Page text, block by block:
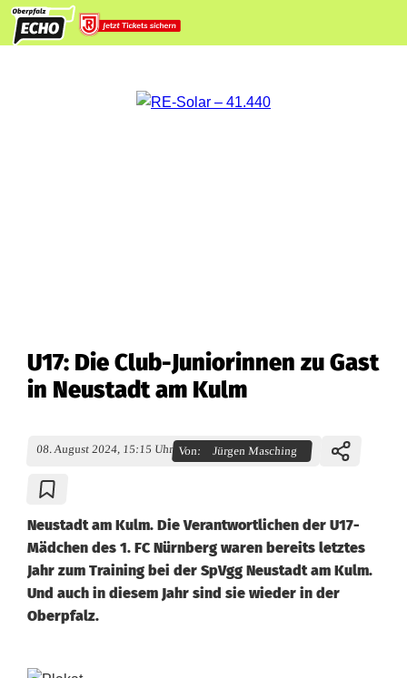
U17: Die Club-Juniorinnen zu Gast
in Neustadt am Kulm
08. August 2024, 15:15 Uhr Von: Jürgen Masching
Neustadt am Kulm. Die Verantwortlichen der U17-
Mädchen des 1. FC Nürnberg waren bereits letztes
Jahr zum Training bei der SpVgg Neustadt am Kulm.
Und auch in diesem Jahr sind sie wieder in der
Oberpfalz.